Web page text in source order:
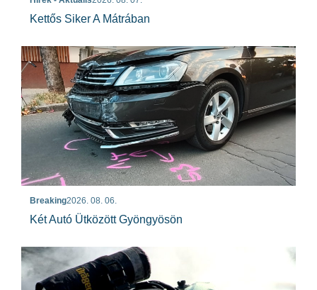
Kettős Siker A Mátrában
Breaking2026. 08. 06.
Két Autó Ütközött Gyöngyösön